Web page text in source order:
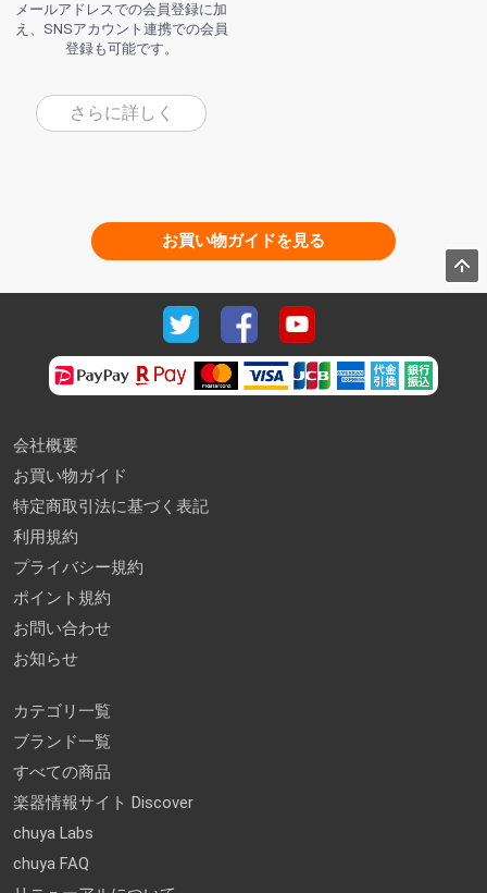
メールアドレスでの会員登録に加
え、SNSアカウント連携での会員
登録も可能です。
さらに詳しく
お買い物ガイドを見る
会社概要
お買い物ガイド
特定商取引法に基づく表記
利用規約
プライバシー規約
ポイント規約
お問い合わせ
お知らせ
カテゴリ一覧
ブランド一覧
すべての商品
楽器情報サイト Discover
chuya Labs
chuya FAQ